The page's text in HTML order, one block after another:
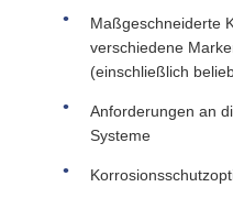
Maßgeschneiderte
verschiedene
(einschließlich
Anforderungen an
Systeme